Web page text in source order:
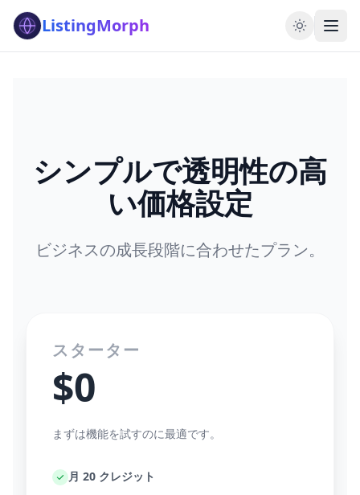
ListingMorph
シンプルで透明性の高
い価格設定
ビジネスの成長段階に合わせたプラン。
スターター
$0
まずは機能を試すのに最適です。
月 20 クレジット